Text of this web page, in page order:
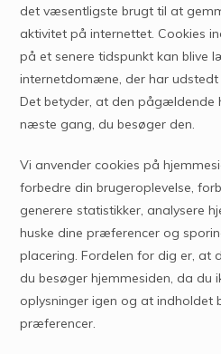
det væsentligste brugt til at
aktivitet på internettet. Cookies
på et senere tidspunkt kan blive
internetdomæne, der har
Det betyder, at den pågældende
næste gang, du besøger den.
Vi anvender cookies på
forbedre din brugeroplevelse,
generere statistikker, analysere
huske dine præferencer og
placering. Fordelen for dig er, at
du besøger hjemmesiden, da du
oplysninger igen og at indholdet
præferencer.